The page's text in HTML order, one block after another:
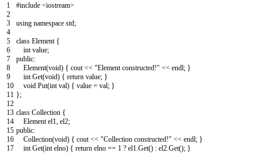
1
2
3
4
5
6
7
8
9
10
11
12
13
14
15
16
17
#include <iostream>
using namespace std;
class Element {
int value;
public:
Element(void) { cout << "Element constructed!" << endl; }
int Get(void) { return value; }
void Put(int val) { value = val; }
};
class Collection {
Element el1 el2;
public:
Collection(void) { cout << "Collection constructed!" << endl; }
int Get(int elno) { return elno == 1 ? el1 Get() : el2 Get(); }